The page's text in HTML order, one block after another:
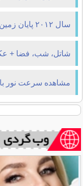
سال ۲۰۱۲ پایان زمین نیست
شاتل، شب، فضا +
مشاهده سرعت نور